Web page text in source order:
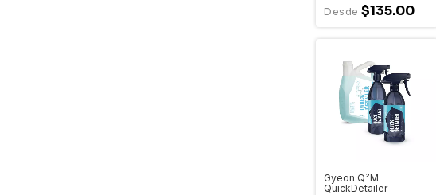
$135.00
Gyeon Q²M
QuickDetailer